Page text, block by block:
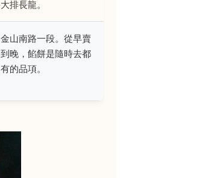
大排長龍。
金山南路一段。從早賣
到晚，餡餅是隨時去都
有的品項。